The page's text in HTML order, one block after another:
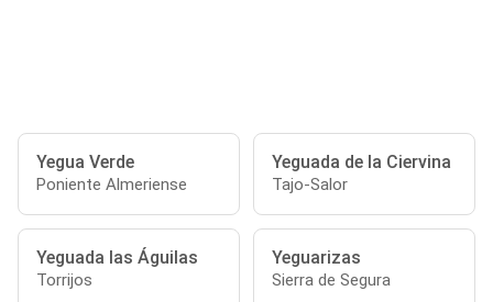
Yegua Verde
Poniente Almeriense
Yeguada de la Ciervina
Tajo-Salor
Yeguada las Águilas
Torrijos
Yeguarizas
Sierra de Segura